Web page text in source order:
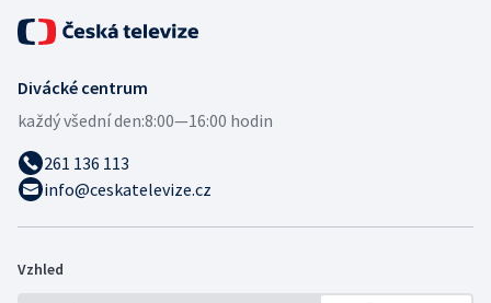
Divácké centrum
každý všední den:8:00—16:00 hodin
261 136 113
info@ceskatelevize.cz
Vzhled